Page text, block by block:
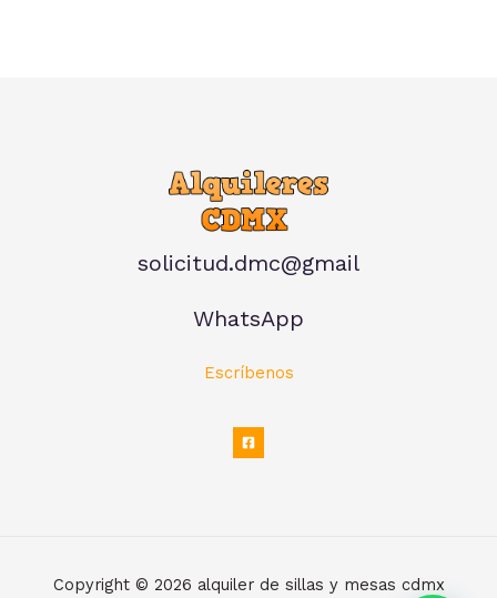
solicitud.dmc@gmail
WhatsApp
Escríbenos
Copyright © 2026 alquiler de sillas y mesas cdmx